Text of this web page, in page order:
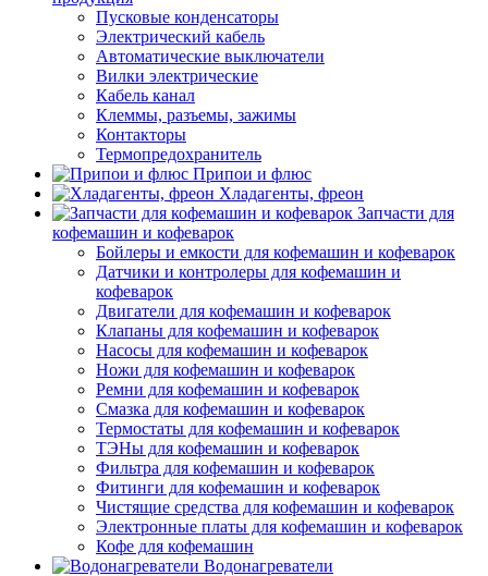
Пусковые конденсаторы
Электрический кабель
Автоматические выключатели
Вилки электрические
Кабель канал
Клеммы, разъемы, зажимы
Контакторы
Термопредохранитель
Припои и флюс
Хладагенты, фреон
Запчасти для
кофемашин и кофеварок
Бойлеры и емкости для кофемашин и кофеварок
Датчики и контролеры для кофемашин и
кофеварок
Двигатели для кофемашин и кофеварок
Клапаны для кофемашин и кофеварок
Насосы для кофемашин и кофеварок
Ножи для кофемашин и кофеварок
Ремни для кофемашин и кофеварок
Смазка для кофемашин и кофеварок
Термостаты для кофемашин и кофеварок
ТЭНы для кофемашин и кофеварок
Фильтра для кофемашин и кофеварок
Фитинги для кофемашин и кофеварок
Чистящие средства для кофемашин и кофеварок
Электронные платы для кофемашин и кофеварок
Кофе для кофемашин
Водонагреватели